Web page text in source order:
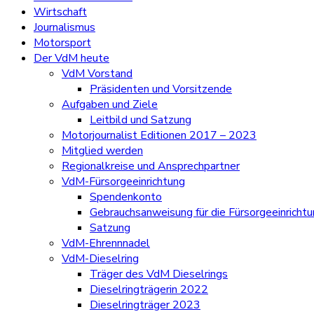
Wirtschaft
Journalismus
Motorsport
Der VdM heute
VdM Vorstand
Präsidenten und Vorsitzende
Aufgaben und Ziele
Leitbild und Satzung
Motorjournalist Editionen 2017 – 2023
Mitglied werden
Regionalkreise und Ansprechpartner
VdM-Fürsorgeeinrichtung
Spendenkonto
Gebrauchsanweisung für die
Satzung
VdM-Ehrennnadel
VdM-Dieselring
Träger des VdM Dieselrings
Dieselringträgerin 2022
Dieselringträger 2023